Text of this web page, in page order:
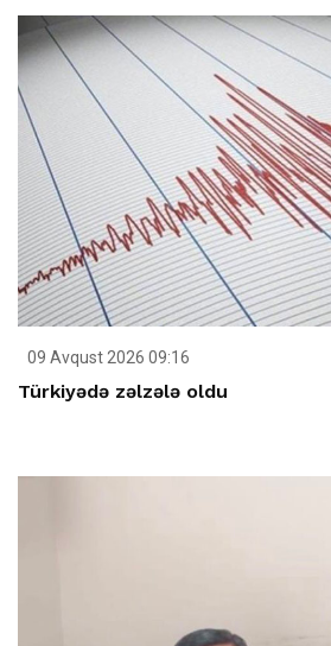
09 Avqust 2026 09:16
Türkiyədə zəlzələ oldu